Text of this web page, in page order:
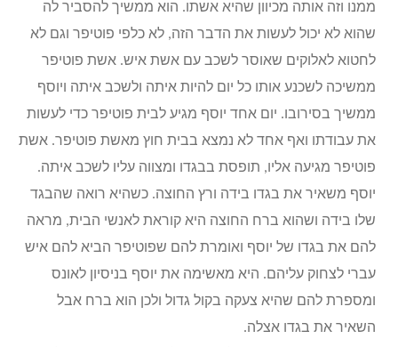
ממנו וזה אותה מכיוון שהיא אשתו. הוא ממשיך להסביר לה
שהוא לא יכול לעשות את הדבר הזה, לא כלפי פוטיפר וגם לא
לחטוא לאלוקים שאוסר לשכב עם אשת איש. אשת פוטיפר
ממשיכה לשכנע אותו כל יום להיות איתה ולשכב איתה ויוסף
ממשיך בסירובו. יום אחד יוסף מגיע לבית פוטיפר כדי לעשות
את עבודתו ואף אחד לא נמצא בבית חוץ מאשת פוטיפר. אשת
פוטיפר מגיעה אליו, תופסת בבגדו ומצווה עליו לשכב איתה.
יוסף משאיר את בגדו בידה ורץ החוצה. כשהיא רואה שהבגד
שלו בידה ושהוא ברח החוצה היא קוראת לאנשי הבית, מראה
להם את בגדו של יוסף ואומרת להם שפוטיפר הביא להם איש
עברי לצחוק עליהם. היא מאשימה את יוסף בניסיון לאונס
ומספרת להם שהיא צעקה בקול גדול ולכן הוא ברח אבל
השאיר את בגדו אצלה.